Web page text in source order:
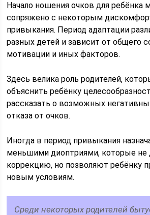
Начало ношения очков для ребёнка
сопряжено с некоторым
привыкания. Период адаптации
разных детей и зависит от общего
мотивации и иных факторов.
Здесь велика роль родителей,
объяснить ребёнку
рассказать о возможных
отказа от очков.
Иногда в период привыкания
меньшими диоптриями, которые
коррекцию, но позволяют ребёнку
новым условиям.
Среди некоторых родителей